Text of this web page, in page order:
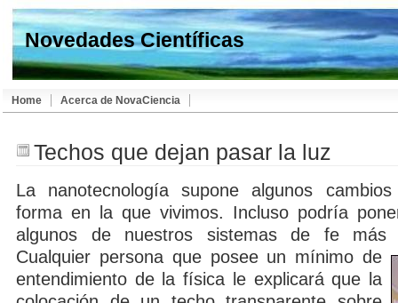
Novedades Científicas
Home Acerca de NovaCiencia
Techos que dejan pasar la luz
La nanotecnología supone algunos
forma en la que vivimos. Incluso podría
algunos de nuestros sistemas de fe más
Cualquier persona que posee un mínimo de
entendimiento de la física le explicará que la